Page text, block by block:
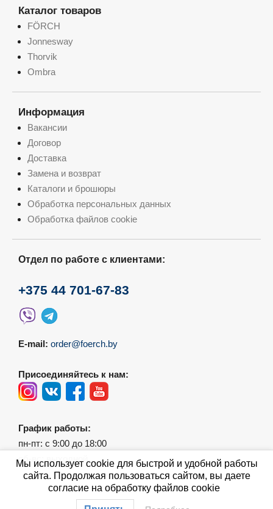
Каталог товаров
FÖRCH
Jonnesway
Thorvik
Ombra
Информация
Вакансии
Договор
Доставка
Замена и возврат
Каталоги и брошюры
Обработка персональных данных
Обработка файлов cookie
Отдел по работе с клиентами:
+375 44 701-67-83
E-mail: order@foerch.by
Присоединяйтесь к нам:
График работы:
пн-пт: с 9:00 до 18:00
сб-вс: выходной
Мы использует cookie для быстрой и удобной работы
сайта. Продолжая пользоваться сайтом, вы даете
согласие на обработку файлов cookie